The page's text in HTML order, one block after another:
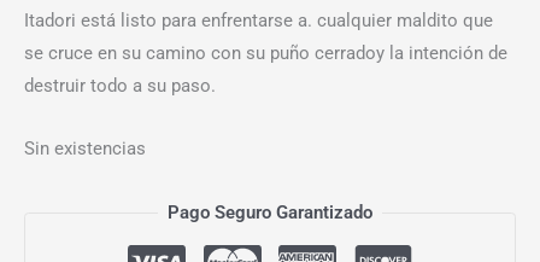
Itadori está listo para enfrentarse a. cualquier maldito que
se cruce en su camino con su puño cerradoy la intención de
destruir todo a su paso.
Sin existencias
Pago Seguro Garantizado